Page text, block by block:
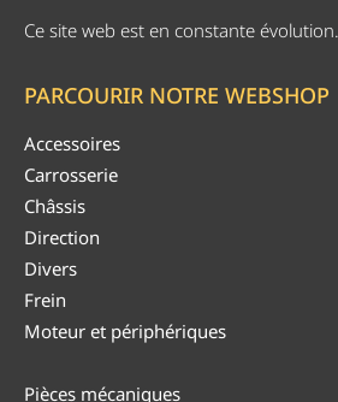
Ce site web est en constante évolution.
PARCOURIR NOTRE WEBSHOP
Accessoires
Carrosserie
Châssis
Direction
Divers
Frein
Moteur et périphériques
Pièces mécaniques